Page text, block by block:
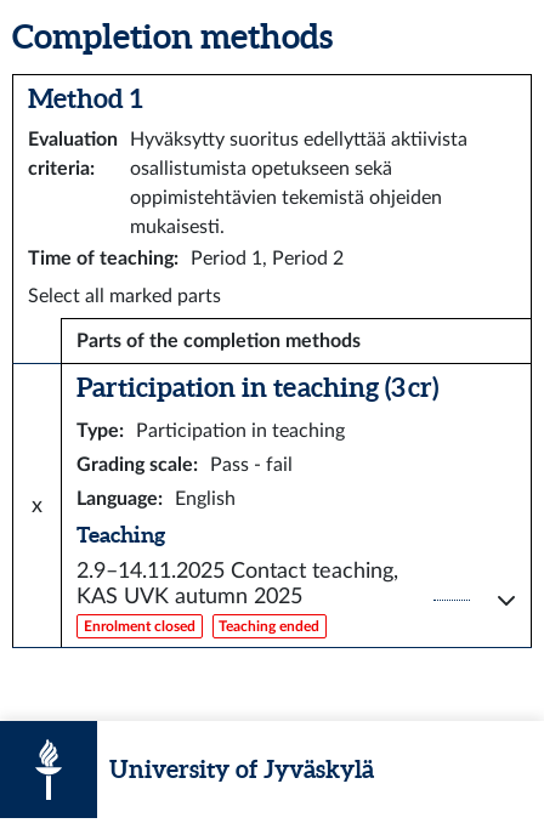
Completion methods
Method 1
Evaluation
criteria:
Hyväksytty suoritus edellyttää aktiivista
osallistumista opetukseen sekä
oppimistehtävien tekemistä ohjeiden
mukaisesti.
Time of teaching:
Period 1, Period 2
Select all marked parts
Parts of the completion methods
x
Participation in teaching (3 cr)
Type:
Participation in teaching
Grading scale:
Pass - fail
Language: English
Teaching
2.9–14.11.2025 Contact teaching,
KAS UVK autumn 2025
Enrolment closed Teaching ended
University of Jyväskylä